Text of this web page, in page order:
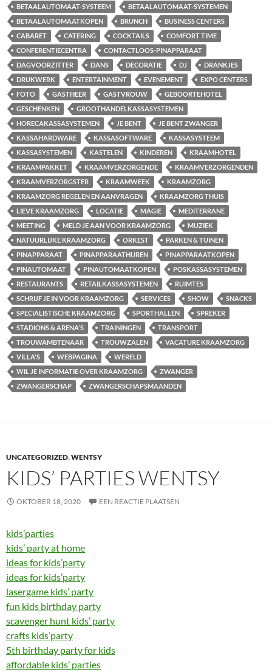
BETAALAUTOMAAT-SYSTEEM
BETAALAUTOMAAT-SYSTEMEN
BETAALAUTOMAATKOPEN
BRUNCH
BUSINESS CENTERS
CABARET
CATERING COCKTAILS
COMFORT TIME
CONFERENTIECENTRA
CONTACTLOOS-PINAPPARAAT
DAGVOORZITTER
DANS DECORATIE DJ
DRANKJES
DRUKWERK
ENTERTAINMENT EVENEMENT
EXPO CENTERS
FOTO
GASTHEER GASTVROUW
GEBOORTEHOTEL
GESCHENKEN
GROOTHANDELKASSASYSTEMEN
HORECAKASSASYSTEMEN
JE BENT
JE BENT ZWANGER
KASSAHARDWARE
KASSASOFTWARE
KASSASYSTEEM
KASSASYSTEMEN
KASTELEN KINDEREN
KRAAMHOTEL
KRAAMPAKKET
KRAAMVERZORGENDE
KRAAMVERZORGENDEN
KRAAMVERZORGSTER
KRAAMWEEK
KRAAMZORG
KRAAMZORG REGELEN EN AANVRAGEN
KRAAMZORG THUIS
LIEVE KRAAMZORG
LOCATIE MAGIE
MEDITERRANE
MEETING
MELD JE AAN VOOR KRAAMZORG
MUZIEK
NATUURLIJKE KRAAMZORG
ORKEST
PARKEN & TUINEN
PINAPPARAAT
PINAPPARAATHUREN
PINAPPARAATKOPEN
PINAUTOMAAT
PINAUTOMAATKOPEN
POSKASSASYSTEMEN
RESTAURANTS
RETAILKASSASYSTEMEN
RUIMTES
SCHRIJF JE IN VOOR KRAAMZORG
SERVICES SHOW
SNACKS
SPECIALISTISCHE KRAAMZORG
SPORTHALLEN
SPREKER
STADIONS & ARENA'S
TRAININGEN
TRANSPORT
TROUWAMBTENAAR
TROUWZALEN
VACATURE KRAAMZORG
VILLA'S
WEBPAGINA
WERELD
WIL JE INFORMATIE OVER KRAAMZORG
ZWANGER
ZWANGERSCHAP
ZWANGERSCHAPSMAANDEN
UNCATEGORIZED,WENTSY
KIDS’ PARTIES WENTSY
OKTOBER 18, 2020 EEN REACTIE PLAATSEN
kids’parties
kids’ party at home
ideas for kids’party
ideas for kids’party
lasergame kids’ party
fun kids birthday party
scavenger hunt kids’ party
crafts kids’party
5th birthday party for kids
affordable kids’ parties